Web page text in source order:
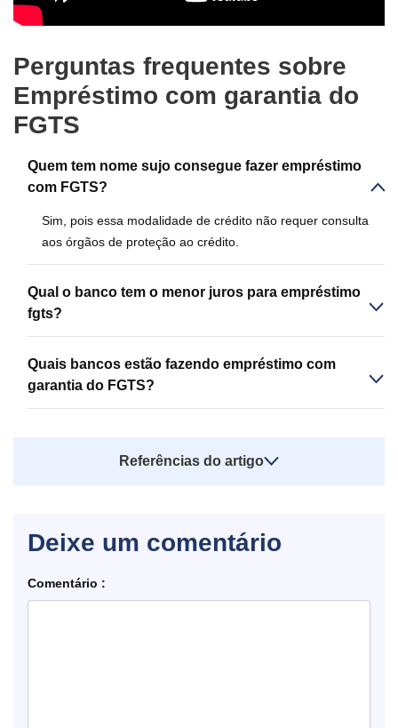
Perguntas frequentes sobre
Empréstimo com garantia do
FGTS
Quem tem nome sujo consegue fazer empréstimo
com FGTS?
Sim, pois essa modalidade de crédito não requer consulta
aos órgãos de proteção ao crédito.
Qual o banco tem o menor juros para empréstimo
fgts?
Quais bancos estão fazendo empréstimo com
garantia do FGTS?
Referências do artigo
Deixe um comentário
Comentário